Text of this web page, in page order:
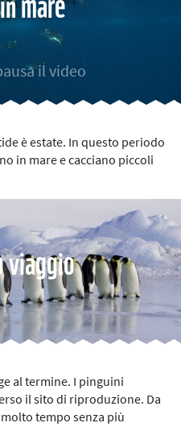
il video
è estate. In questo periodo
in mare e cacciano piccoli
viaggio
al termine. I pinguini
il sito di riproduzione. Da
tempo senza più